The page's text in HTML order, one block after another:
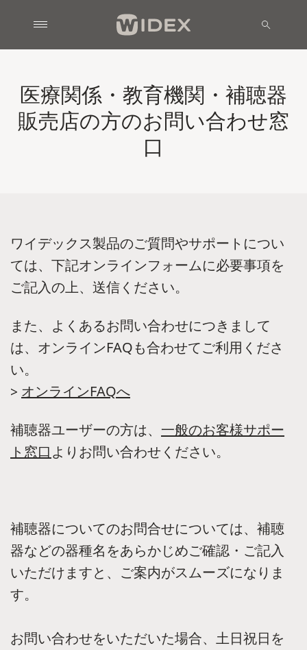
医療関係・教育機関・補聴器
販売店の方のお問い合わせ窓
口
ワイデックス製品のご質問やサポートについ
ては、下記オンラインフォームに必要事項を
ご記入の上、送信ください。
また、よくあるお問い合わせにつきまして
は、オンラインFAQも合わせてご利用くださ
い。
> オンラインFAQへ
補聴器ユーザーの方は、 一般のお客様サポー
ト窓口よりお問い合わせください。
補聴器についてのお問合せについては、補聴
器などの器種名をあらかじめご確認・ご記入
いただけますと、ご案内がスムーズになりま
す。
お問い合わせをいただいた場合、土日祝日を